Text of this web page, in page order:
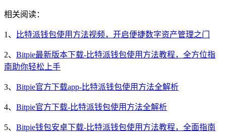
相关阅读：
1、 比特派钱包使用方法视频，开启便捷数字资产管理之门
2、 Bitpie最新版本下载-比特派钱包使用方法教程，全方位指
南助你轻松上手
3、 Bitpie官方下载app-比特派钱包使用方法全解析
4、 Bitpie官方下载-比特派钱包使用方法全解析
5、 Bitpie钱包安卓下载-比特派钱包使用方法教程，全面指南